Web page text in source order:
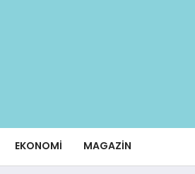
EKONOMI MAGAZIN